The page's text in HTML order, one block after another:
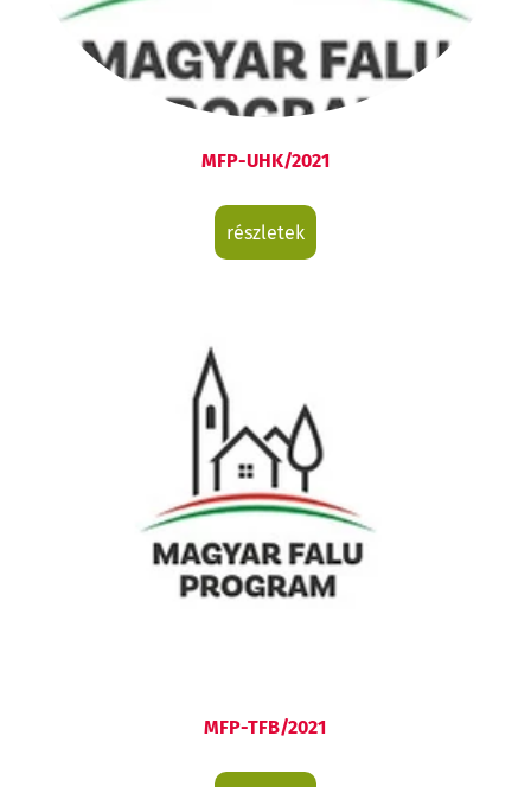
MFP-UHK/2021
részletek
MFP-TFB/2021